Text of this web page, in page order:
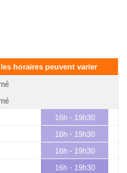
horaires peuvent varier
16h - 19h30
16h - 19h30
16h - 19h30
16h - 19h30